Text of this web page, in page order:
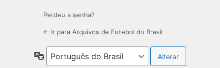
Perdeu a senha?
← Ir para Arquivos de Futebol do Brasil
Idioma